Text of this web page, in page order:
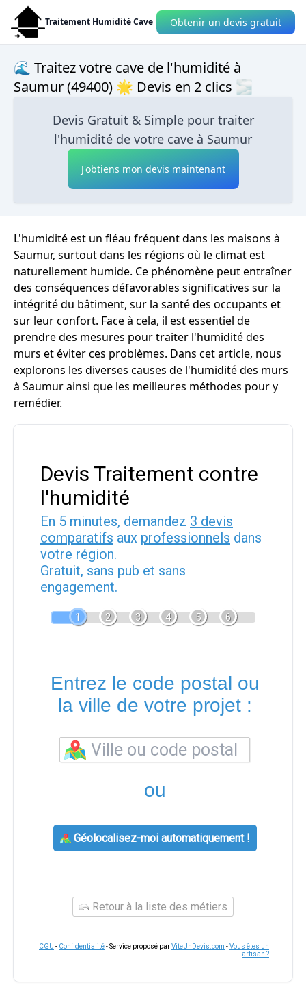
Traitement Humidité Cave Obtenir un devis gratuit
🌊 Traitez votre cave de l'humidité à
Saumur (49400) 🌟 Devis en 2 clics 🌫
Devis Gratuit & Simple pour traiter
l'humidité de votre cave à Saumur
J'obtiens mon devis maintenant
L'humidité est un fléau fréquent dans les maisons à
Saumur, surtout dans les régions où le climat est
naturellement humide. Ce phénomène peut entraîner
des conséquences défavorables significatives sur la
intégrité du bâtiment, sur la santé des occupants et
sur leur confort. Face à cela, il est essentiel de
prendre des mesures pour traiter l'humidité des
murs et éviter ces problèmes. Dans cet article, nous
explorons les diverses causes de l'humidité des murs
à Saumur ainsi que les meilleures méthodes pour y
remédier.
Devis Traitement contre
l'humidité
En 5 minutes, demandez 3 devis
comparatifs aux professionnels dans
votre région.
Gratuit, sans pub et sans
engagement.
1 2 3 4 5 6
Entrez le code postal ou
la ville de votre projet :
ou
Géolocalisez-moi automatiquement !
Retour à la liste des métiers
CGU - Confidentialité- Service proposé parViteUnDevis.com -Vous êtes un
artisan ?